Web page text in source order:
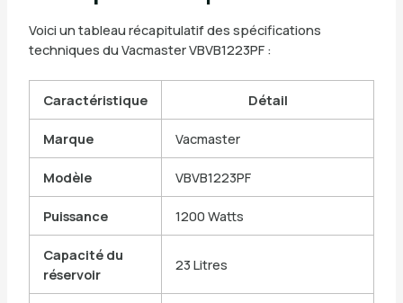
Voici un tableau récapitulatif des spécifications
techniques du Vacmaster VBVB1223PF :
Caractéristique Détail
Marque Vacmaster
Modèle VBVB1223PF
Puissance 1200 Watts
Capacité du
réservoir
23 Litres